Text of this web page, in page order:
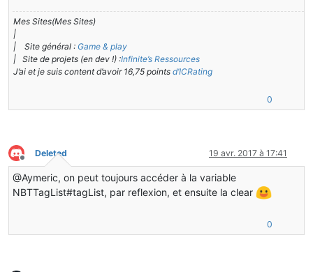
Mes Sites(Mes Sites)
|
| Site général : Game & play
| Site de projets (en dev !) :Infinite’s Ressources
J’ai et je suis content d’avoir 16,75 points d’ICRating
0
Hors-ligne
Deleted 19 avr. 2017 à 17:41
@Aymeric, on peut toujours accéder à la variable
NBTTagList#tagList, par reflexion, et ensuite la clear
0